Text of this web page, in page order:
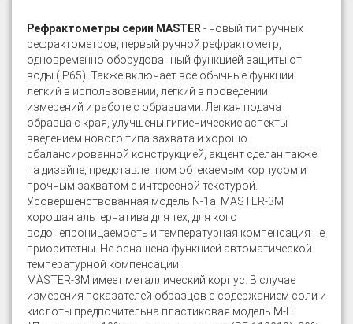
Рефрактометры серии MASTER - новый тип ручных
рефрактометров, первый ручной рефрактометр,
одновременно оборудованный функцией защиты от
воды (IP65). Также включает все обычные функции:
легкий в использовании, легкий в проведении
измерений и работе с образцами. Легкая подача
образца с края, улучшены гигиенические аспекты
введением нового типа захвата и хорошо
сбалансированной конструкцией, акцент сделан также
на дизайне, представленном обтекаемым корпусом и
прочным захватом с интересной текстурой.
Усовершенствованная модель N-1а. MASTER-3M
хорошая альтернатива для тех, для кого
водонепроницаемость и температурная компенсация не
приоритетны. Не оснащена функцией автоматической
температурной компенсации.
MASTER-3M имеет металлический корпус. В случае
измерения показателей образцов с содержанием соли и
кислоты предпочительна пластиковая модель М-П.